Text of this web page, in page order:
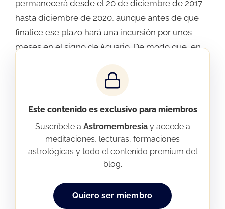
Este contenido es exclusivo para miembros
Suscríbete a Astromembresíay accede a
meditaciones, lecturas, formaciones
astrológicas y todo el contenido premium del
blog.
Quiero ser miembro